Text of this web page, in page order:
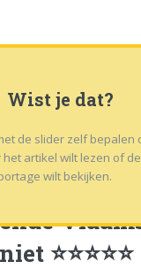
.nl | .tv
Wist je dat?
de slider zelf bepalen
het artikel wilt lezen of de
wilt bekijken.
deert
⭐⭐⭐⭐⭐